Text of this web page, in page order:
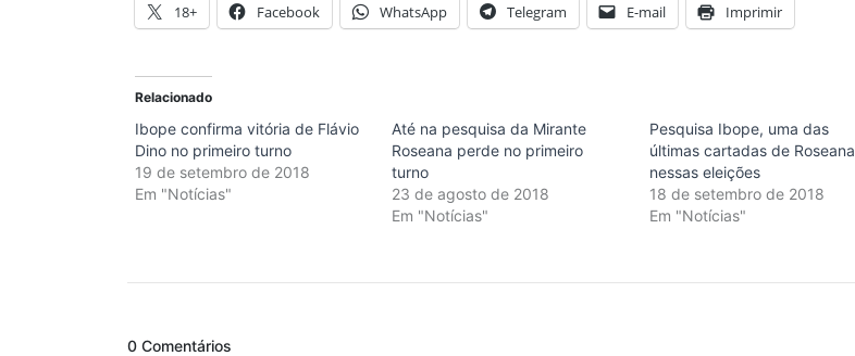
18+ Facebook WhatsApp Telegram E-mail Imprimir
Relacionado
Ibope confirma vitória de Flávio
Dino no primeiro turno
19 de setembro de 2018
Em "Notícias"
Até na pesquisa da Mirante
Roseana perde no primeiro
turno
23 de agosto de 2018
Em "Notícias"
Pesquisa Ibope, uma das
últimas cartadas de Roseana
nessas eleições
18 de setembro de 2018
Em "Notícias"
0 Comentários